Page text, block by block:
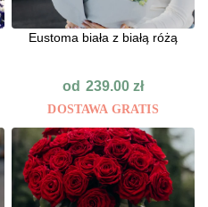
Eustoma biała z białą różą
od 239.00zł
DOSTAWA GRATIS